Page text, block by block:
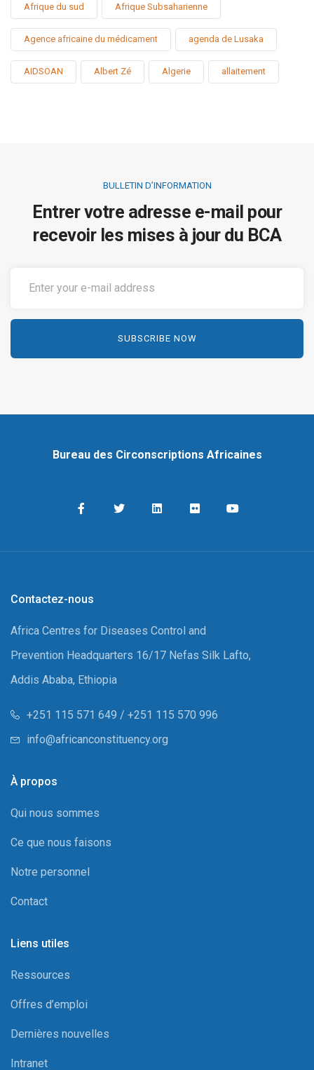
Afrique du sud Afrique Subsaharienne
Agence africaine du médicament agenda de Lusaka
AIDSOAN Albert Zé Algerie allaitement
BULLETIN D’INFORMATION
Entrer votre adresse e-mail pour
recevoir les mises à jour du BCA
Bureau des Circonscriptions Africaines
Contactez-nous
Africa Centres for Diseases Control and
Prevention Headquarters 16/17 Nefas Silk Lafto,
Addis Ababa, Ethiopia
+251 115 571 649 / +251 115 570 996
info@africanconstituency.org
À propos
Qui nous sommes
Ce que nous faisons
Notre personnel
Contact
Liens utiles
Ressources
Offres d’emploi
Dernières nouvelles
Intranet